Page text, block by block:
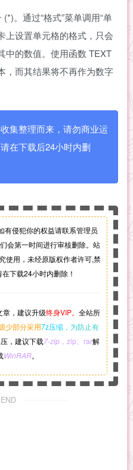
。通过“格式”菜单调用“单
上设置单元格的格式，只会
中的数值。使用函数 TEXT
，而其结果将不再作为数字
集整理而来，请勿商业运
在下载后24小时内删
有侵犯你的权益请联系管理员
会第一时间进行审核删除。站
使用，未经原版权作者许可,禁
下载24小时内删除！
章，建议升级终身VIP。 全站所
少部分采用7z压缩， 为防止有
，建议下载7-zip ，zip、rar解
WinRAR。